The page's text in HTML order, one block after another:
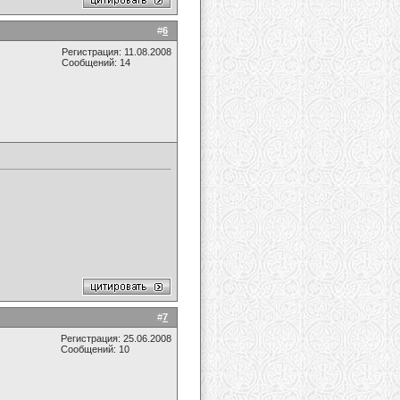
#6
Регистрация: 11.08.2008
Сообщений: 14
#7
Регистрация: 25.06.2008
Сообщений: 10